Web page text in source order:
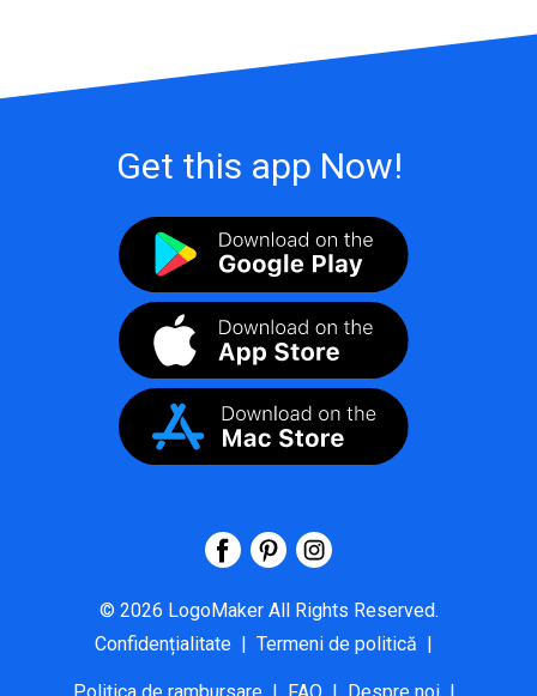
Get this app Now!
© 2026 LogoMaker All Rights Reserved.
Confidențialitate | Termeni de politică |